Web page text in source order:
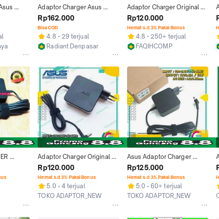
19V
Adaptor Charger Asus
A456 A456u A456UR 19V
3.42A
Rp162.000
Bisa COD
4.8
29 terjual
Radiant Denpasar
Adaptor Charger Original
Laptop ASUS A456 A456U
A456UR A456UQ
Rp120.000
Hemat s.d 3% Pakai Bonus
4.8
250+ terjual
FAQIHCOMP
ASUS
Adaptor Charger Original
Asus A456 A456U A456UR
A456UF 456UQ 19V-3.42A
Rp120.000
Hemat s.d 3% Pakai Bonus
5.0
4 terjual
TOKO ADAPTOR_NEW
Asus Adaptor Charger
Laptop 19V-3.42A untuk
ASUS A456 A456U A456UR
A456UQ ZenBook UX21A
UX31A UX32A UX32VD
UX301 UX303 UX301LA
Rp125.000
Hemat s.d 3% Pakai Bonus
5.0
60+ terjual
TOKO ADAPTOR_NEW